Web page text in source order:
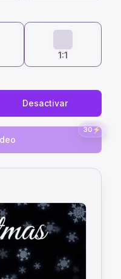
1:1
Desactivar
30 ⚡